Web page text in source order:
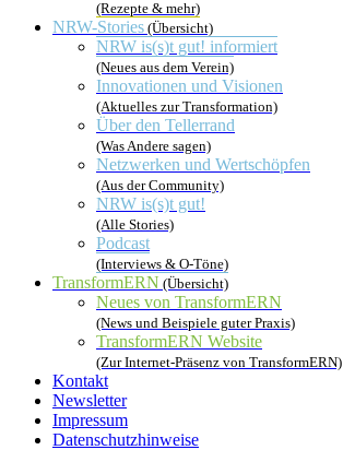
(Rezepte & mehr)
NRW-Stories (Übersicht)
NRW is(s)t gut! informiert
(Neues aus dem Verein)
Innovationen und Visionen
(Aktuelles zur Transformation)
Über den Tellerrand
(Was Andere sagen)
Netzwerken und Wertschöpfen
(Aus der Community)
NRW is(s)t gut!
(Alle Stories)
Podcast
(Interviews & O-Töne)
TransformERN (Übersicht)
Neues von TransformERN
(News und Beispiele guter Praxis)
TransformERN Website
(Zur Internet-Präsenz von TransformERN)
Kontakt
Newsletter
Impressum
Datenschutzhinweise